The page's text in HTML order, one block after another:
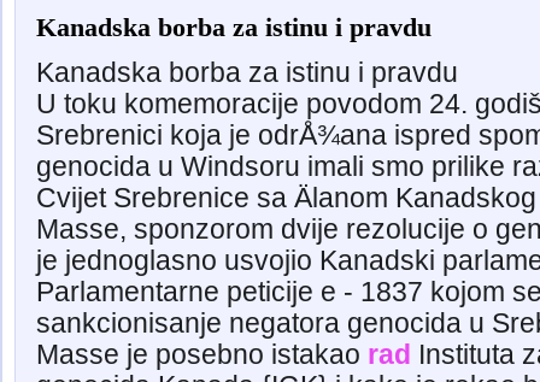
Kanadska borba za istinu i pravdu
Kanadska borba za istinu i pravdu
U toku komemoracije povodom 24.
Srebrenici koja je odrÅ¾ana ispred
genocida u Windsoru imali smo prilike
Cvijet Srebrenice sa Älanom
Masse, sponzorom dvije rezolucije o
je jednoglasno usvojio Kanadski
Parlamentarne peticije e - 1837 kojom
sankcionisanje negatora genocida u
Masse je posebno istakao rad Instituta